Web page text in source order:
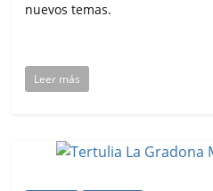
nuevos temas.
Leer más